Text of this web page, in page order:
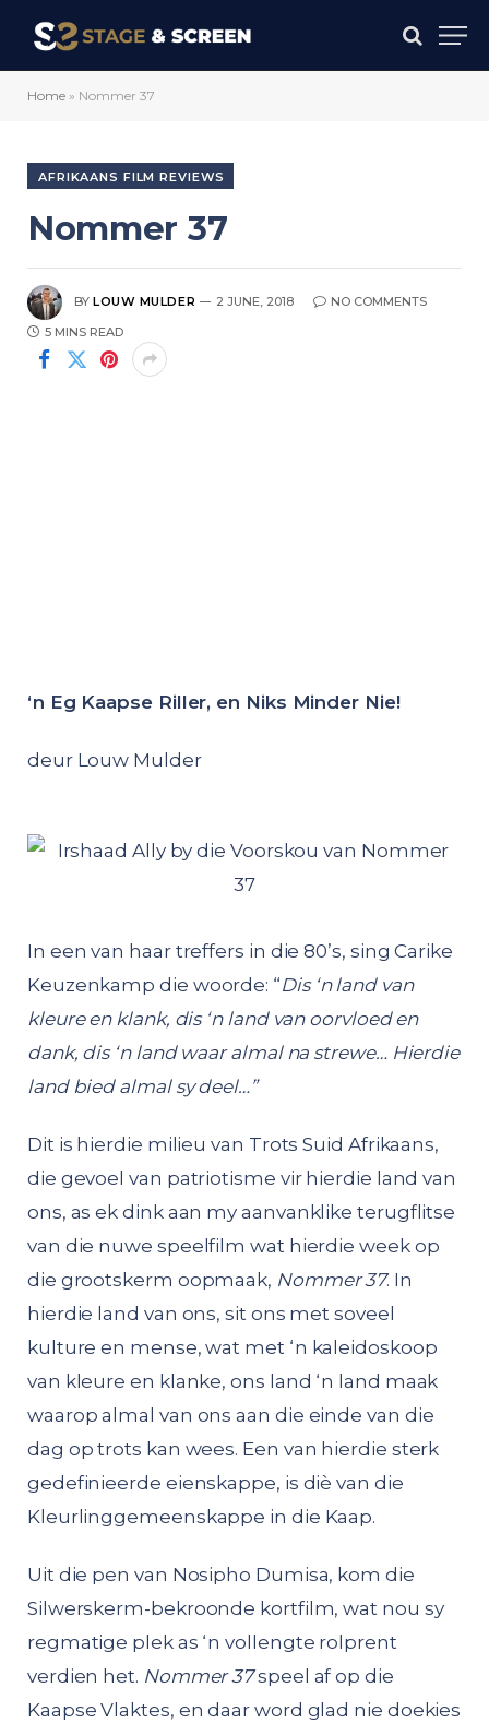
Home » Nommer 37
AFRIKAANS FILM REVIEWS
Nommer 37
BY LOUW MULDER 2 JUNE, 2018 NO COMMENTS
5 MINS READ
‘n Eg Kaapse Riller, en Niks Minder Nie!
deur Louw Mulder
In een van haar treffers in die 80’s, sing Carike
Keuzenkamp die woorde: “Dis ‘n land van
kleure en klank, dis ‘n land van oorvloed en
dank, dis ‘n land waar almal na strewe… Hierdie
land bied almal sy deel…”
Dit is hierdie milieu van Trots Suid Afrikaans,
die gevoel van patriotisme vir hierdie land van
ons, as ek dink aan my aanvanklike terugflitse
van die nuwe speelfilm wat hierdie week op
die grootskerm oopmaak, Nommer 37. In
hierdie land van ons, sit ons met soveel
kulture en mense, wat met ‘n kaleidoskoop
van kleure en klanke, ons land ‘n land maak
waarop almal van ons aan die einde van die
dag op trots kan wees. Een van hierdie sterk
gedefinieerde eienskappe, is diè van die
Kleurlinggemeenskappe in die Kaap.
Uit die pen van Nosipho Dumisa, kom die
Silwerskerm-bekroonde kortfilm, wat nou sy
regmatige plek as ‘n vollengte rolprent
verdien het. Nommer 37speel af op die
Kaapse Vlaktes, en daar word glad nie doekies